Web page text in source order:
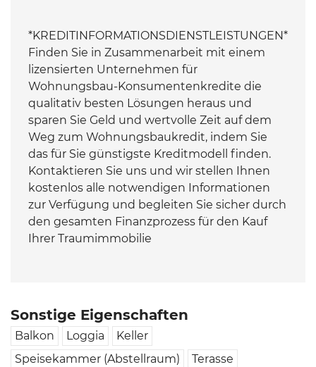
*KREDITINFORMATIONSDIENSTLEISTUNGEN*
Finden Sie in Zusammenarbeit mit einem
lizensierten Unternehmen für
Wohnungsbau-Konsumentenkredite die
qualitativ besten Lösungen heraus und
sparen Sie Geld und wertvolle Zeit auf dem
Weg zum Wohnungsbaukredit, indem Sie
das für Sie günstigste Kreditmodell finden.
Kontaktieren Sie uns und wir stellen Ihnen
kostenlos alle notwendigen Informationen
zur Verfügung und begleiten Sie sicher durch
den gesamten Finanzprozess für den Kauf
Ihrer Traumimmobilie
Sonstige Eigenschaften
Balkon Loggia
Keller
Speisekammer (Abstellraum)
Terasse